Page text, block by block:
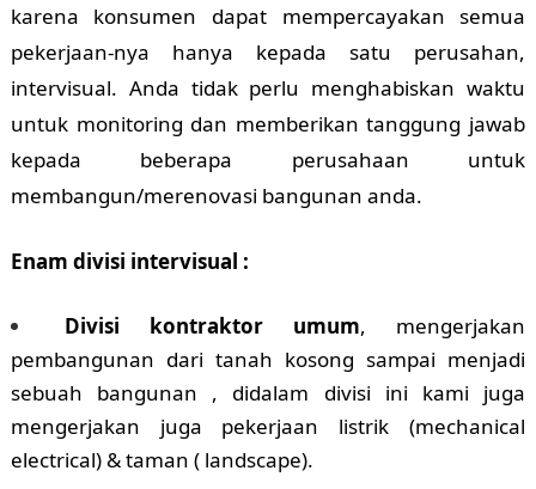
karena konsumen dapat mempercayakan semua
pekerjaan-nya hanya kepada satu perusahan,
intervisual. Anda tidak perlu menghabiskan waktu
untuk monitoring dan memberikan tanggung jawab
kepada beberapa perusahaan untuk
membangun/merenovasi bangunan anda.
Enam divisi intervisual :
Divisi kontraktor umum, mengerjakan
pembangunan dari tanah kosong sampai menjadi
sebuah bangunan , didalam divisi ini kami juga
mengerjakan juga pekerjaan listrik (mechanical
electrical) & taman ( landscape).